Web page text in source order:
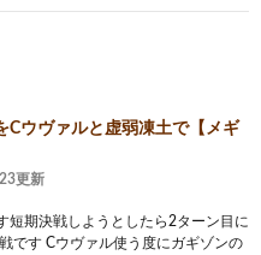
Cウヴァルと虚弱凍土で【メギ
更新
短期決戦しようとしたら2ターン目に
です Cウヴァル使う度にガギゾンの